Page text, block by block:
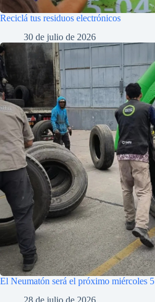
Reciclá tus residuos electrónicos
30 de julio de 2026
El Neumatón será el próximo miércoles 5